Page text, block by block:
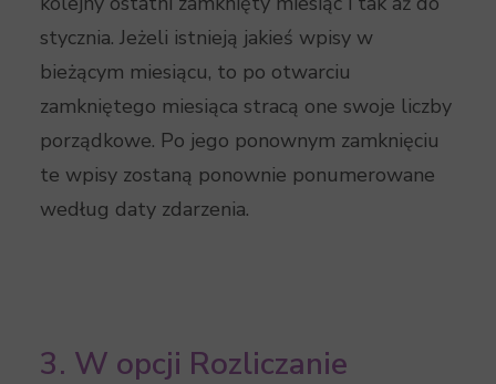
stycznia. Jeżeli istnieją jakieś wpisy w
bieżącym miesiącu, to po otwarciu
zamkniętego miesiąca stracą one swoje liczby
porządkowe. Po jego ponownym zamknięciu
te wpisy zostaną ponownie ponumerowane
według daty zdarzenia.
3. W opcji Rozliczanie